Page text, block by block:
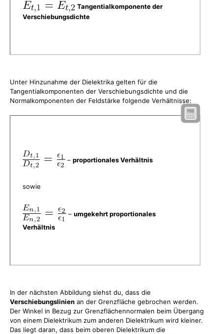
Tangentialkomponente der
Verschiebungsdichte
Unter Hinzunahme der Dielektrika gelten für die
Tangentialkomponenten der Verschiebungsdichte und die
Normalkomponenten der Feldstärke folgende Verhältnisse:
– proportionales Verhältnis
sowie
– umgekehrt proportionales
Verhältnis
In der nächsten Abbildung siehst du, dass die
Verschiebungslinien an der Grenzfläche gebrochen werden.
Der Winkel in Bezug zur Grenzflächennormalen beim Übergang
von einem Dielektrikum zum anderen Dielektrikum wird kleiner.
Das liegt daran, dass beim oberen Dielektrikum die